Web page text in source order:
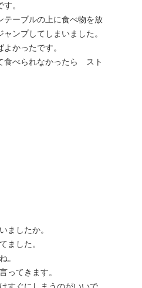
。
テーブルの上に食べ物を放
ンプしてしまいました。
かったです。
食べられなかったら スト
ましたか。
ました。
。
ってきます。